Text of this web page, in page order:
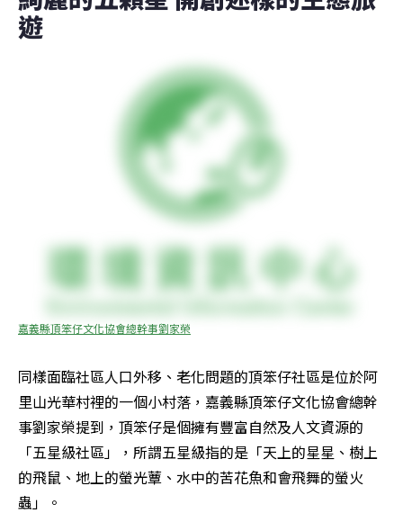
遊
嘉義縣頂笨仔文化協會總幹事劉家榮
同樣面臨社區人口外移、老化問題的頂笨仔社區是位於阿
里山光華村裡的一個小村落，嘉義縣頂笨仔文化協會總幹
事劉家榮提到，頂笨仔是個擁有豐富自然及人文資源的
「五星級社區」，所謂五星級指的是「天上的星星、樹上
的飛鼠、地上的螢光蕈、水中的苦花魚和會飛舞的螢火
蟲」。